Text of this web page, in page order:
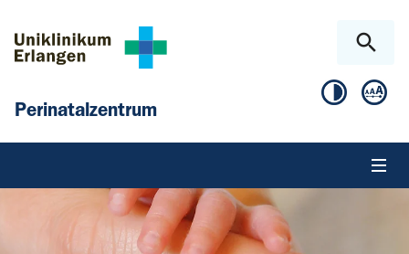
Perinatalzentrum